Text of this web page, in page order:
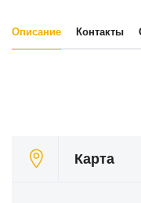
Описание Контакты
Карта